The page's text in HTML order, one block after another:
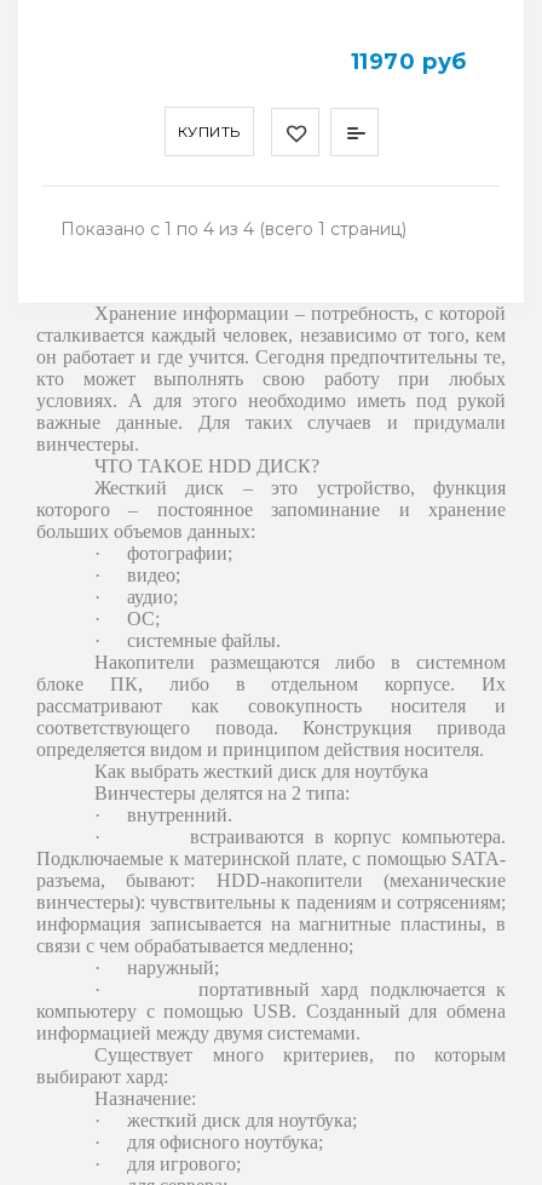
КУПИТЬ
11970 руб
Показано с 1 по 4 из 4 (всего 1 страниц)
Хранение информации – потребность, с которой
сталкивается каждый человек, независимо от того, кем
он работает и где учится. Сегодня предпочтительны те,
кто может выполнять свою работу при любых
условиях. А для этого необходимо иметь под рукой
важные данные. Для таких случаев и придумали
винчестеры.
ЧТО ТАКОЕ HDD ДИСК?
Жесткий диск – это устройство, функция
которого – постоянное запоминание и хранение
больших объемов данных:
·
фотографии;
·
видео;
·
аудио;
·
ОС;
·
системные файлы.
Накопители размещаются либо в системном
блоке ПК, либо в отдельном корпусе. Их
рассматривают как совокупность носителя и
соответствующего повода. Конструкция привода
определяется видом и принципом действия носителя.
Как выбрать жесткий диск для ноутбука
Винчестеры делятся на 2 типа:
·
внутренний.
·
встраиваются в корпус компьютера.
Подключаемые к материнской плате, с помощью SATA-
разъема, бывают: HDD-накопители (механические
винчестеры): чувствительны к падениям и сотрясениям;
информация записывается на магнитные пластины, в
связи с чем обрабатывается медленно;
·
наружный;
·
портативный хард подключается к
компьютеру с помощью USB. Созданный для обмена
информацией между двумя системами.
Существует много критериев, по которым
выбирают хард:
Назначение:
·
жесткий диск для ноутбука;
·
для офисного ноутбука;
·
для игрового;